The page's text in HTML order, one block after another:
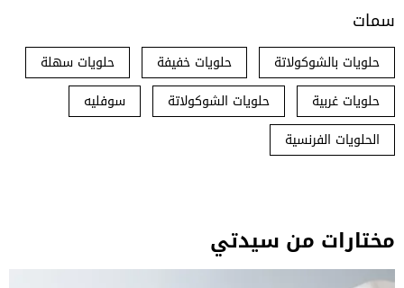
سمات
حلويات بالشوكولاتة حلويات خفيفة
حلويات سهلة
حلويات غربية
حلويات الشوكولاتة
سوفليه
الحلويات الفرنسية
مختارات من سيدتي